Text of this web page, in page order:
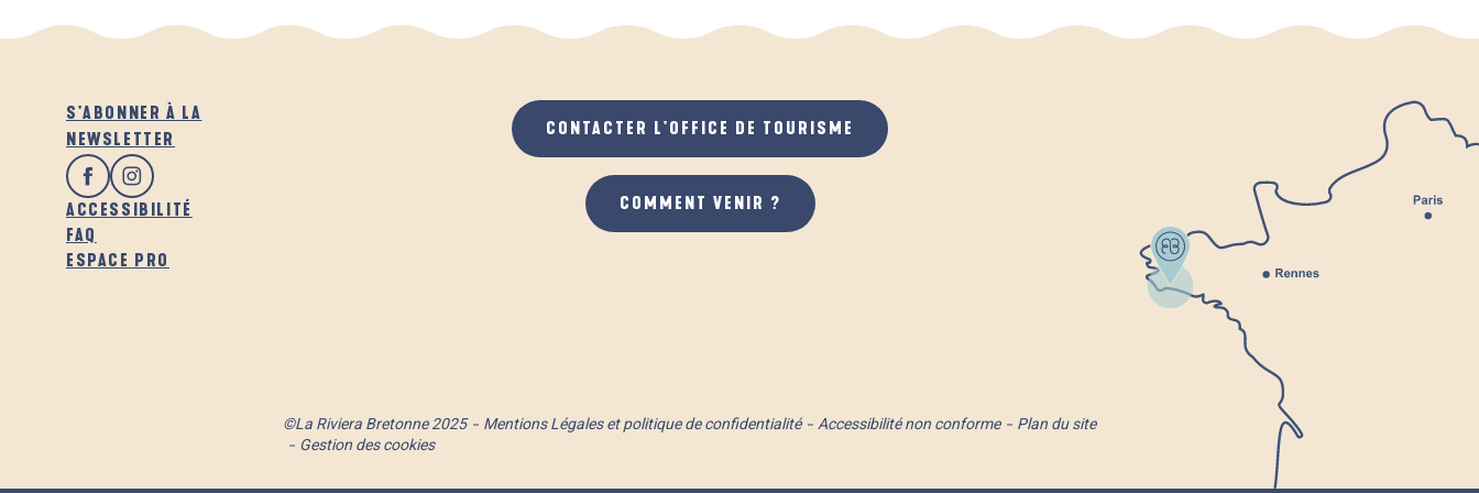
S'ABONNER À LA
NEWSLETTER
ACCESSIBILITÉ
FAQ
ESPACE PRO
CONTACTER L'OFFICE DE TOURISME
COMMENT VENIR ?
©La Riviera Bretonne 2025 Mentions Légales et politique de confidentialité Accessibilité non conforme
Plan du site
Gestion des cookies